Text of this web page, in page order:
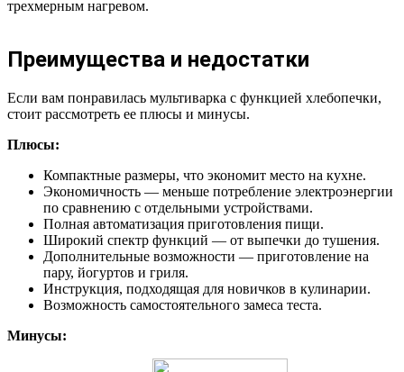
трехмерным нагревом.
Преимущества и недостатки
Если вам понравилась мультиварка с функцией хлебопечки,
стоит рассмотреть ее плюсы и минусы.
Плюсы:
Компактные размеры, что экономит место на кухне.
Экономичность — меньше потребление электроэнергии
по сравнению с отдельными устройствами.
Полная автоматизация приготовления пищи.
Широкий спектр функций — от выпечки до тушения.
Дополнительные возможности — приготовление на
пару, йогуртов и гриля.
Инструкция, подходящая для новичков в кулинарии.
Возможность самостоятельного замеса теста.
Минусы: